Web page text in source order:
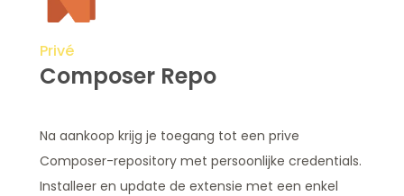
Privé
Composer Repo
Na aankoop krijg je toegang tot een prive
Composer-repository met persoonlijke credentials.
Installeer en update de extensie met een enkel